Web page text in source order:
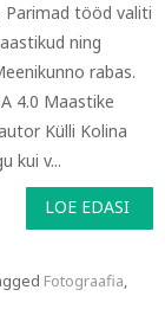
Parimad tööd valiti
ning
rabas.
4.0 Maastike
Külli Kolina
kui v...
LOE EDASI
Fotograafia,